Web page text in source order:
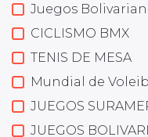
Juegos
CICLISMO BMX
TENIS DE MESA
Mundial de
JUEGOS
JUEGOS